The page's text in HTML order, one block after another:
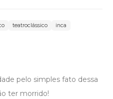
teatroclássico inca
pelo simples fato dessa
ter morrido!